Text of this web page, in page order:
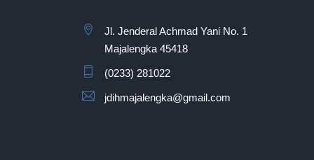
Jl. Jenderal Achmad Yani No. 1
Majalengka 45418
(0233) 281022
jdihmajalengka@gmail.com